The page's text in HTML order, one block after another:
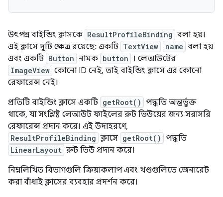
উৎপন্ন বাইন্ডিং ক্লাসকে ResultProfileBinding বলা হয়।
এই ক্লাসে দুটি ক্ষেত্র রয়েছে: একটি TextView name বলা হয়
এবং একটি Button নামক button । লেআউটের
ImageView কোনো ID নেই, তাই বাইন্ডিং ক্লাসে এর কোনো
রেফারেন্স নেই।
প্রতিটি বাইন্ডিং ক্লাসে একটি getRoot() পদ্ধতি অন্তর্ভুক্ত
থাকে, যা সংশ্লিষ্ট লেআউট ফাইলের রুট ভিউয়ের জন্য সরাসরি
রেফারেন্স প্রদান করে। এই উদাহরণে,
ResultProfileBinding ক্লাসে getRoot() পদ্ধতি
LinearLayout রুট ভিউ প্রদান করে।
নিম্নলিখিত বিভাগগুলি ক্রিয়াকলাপ এবং খণ্ডগুলিতে জেনারেট
করা বাঁধাই ক্লাসের ব্যবহার প্রদর্শন করে।